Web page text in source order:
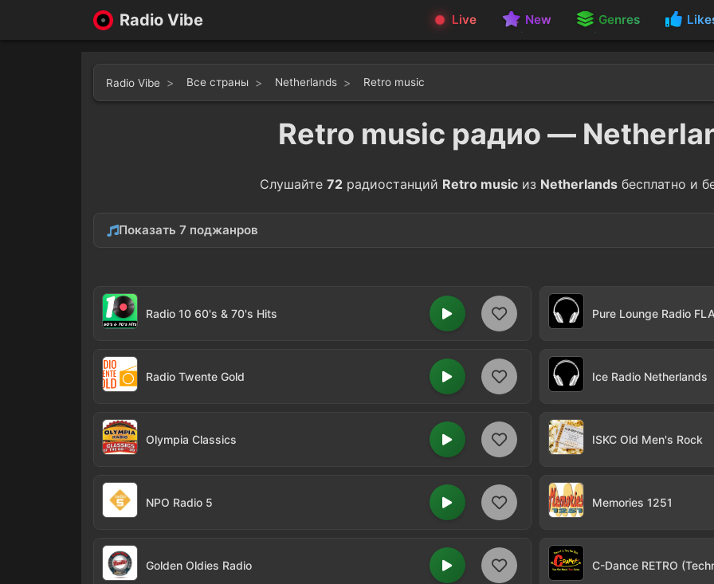
Radio Vibe Live New Genres
Radio Vibe Все страны Netherlands Retro music
Retro music радио —
Слушайте 72радиостанций Retro musicиз Netherlandsбесплатно и
Показать 7 поджанров
1950s 1 1930s
Radio 10 60's & 70's Hits Pure Lounge Radio
Radio Twente Gold Ice Radio Netherlands
Olympia Classics ISKC Old Men's Rock
NPO Radio 5 Memories 1251
Golden Oldies Radio C-Dance RETRO